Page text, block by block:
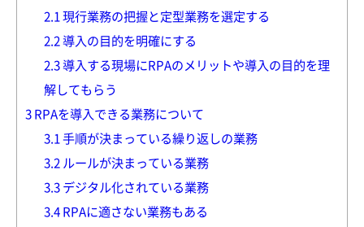
2.1 現行業務の把握と定型業務を選定する
2.2 導入の目的を明確にする
2.3導入する現場にRPAのメリットや導入の目的を理
解してもらう
3 RPAを導入できる業務について
3.1 手順が決まっている繰り返しの業務
3.2 ルールが決まっている業務
3.3デジタル化されている業務
3.4RPAに適さない業務もある